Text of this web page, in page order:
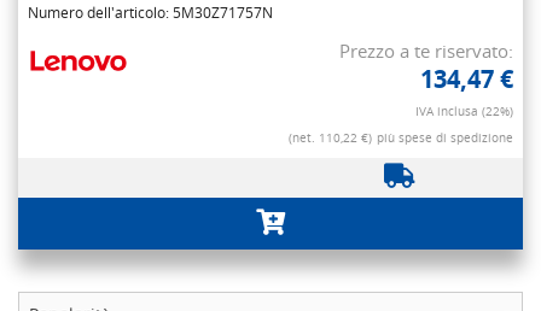
Numero dell'articolo: 5M30Z71757N
Prezzo a te riservato:
134,47 €
IVA inclusa (22%)
(net. 110,22 €) più spese di spedizione